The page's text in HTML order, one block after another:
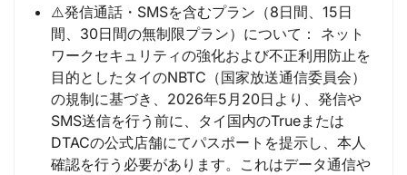
⚠️発信通話・SMSを含むプラン（8日間、15日
間、30日間の無制限プラン）について： ネット
ワークセキュリティの強化および不正利用防止を
目的としたタイのNBTC（国家放送通信委員会）
の規制に基づき、2026年5月20日より、発信や
SMS送信を行う前に、タイ国内のTrueまたは
DTACの公式店舗にてパスポートを提示し、本人
確認を行う必要があります。これはデータ通信や